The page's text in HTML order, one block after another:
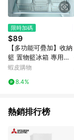
限時加碼
$89
【多功能可疊加】收納
籃 置物籃冰箱 專用保
鮮盒 收納盒 儲存盒 冷
蔬菜整理盒 儲物 整理
蝦皮購物
8.4%
熱銷排行榜